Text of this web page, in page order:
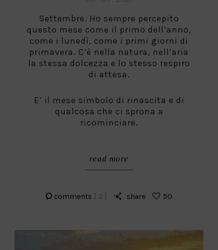
Settembre. Ho sempre percepito
questo mese come il primo dell’anno,
come i lunedì, come i primi giorni di
primavera. C’è nella natura, nell’aria
la stessa dolcezza e lo stesso respiro
di attesa.
E’ il mese simbolo di rinascita e di
qualcosa che ci sprona a
ricominciare.
read more
comments [ 2 ] share 50